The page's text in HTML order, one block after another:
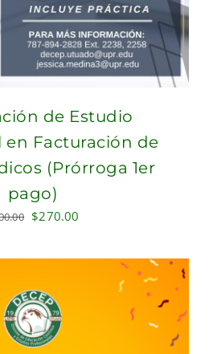
de Estudio
en Facturación de
(Prórroga 1er
pago)
Original
was:
$270.00
is: